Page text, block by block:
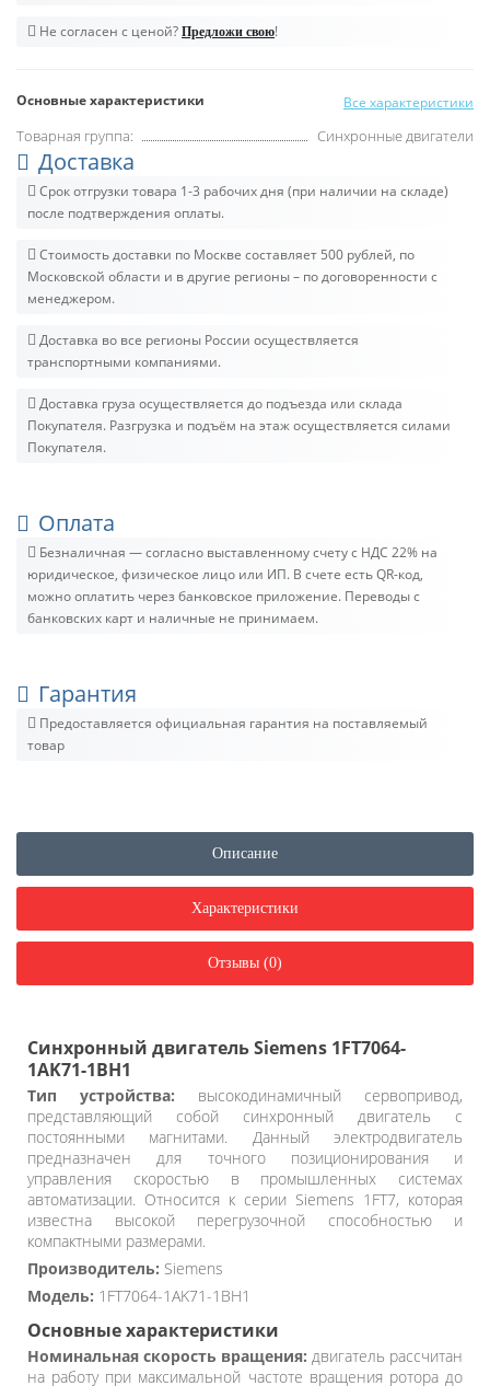
Не согласен с ценой? Предложи свою!
Основные характеристики Все характеристики
Товарная группа: Синхронные двигатели
Доставка
Срок отгрузки товара 1-3 рабочих дня (при наличии на складе)
после подтверждения оплаты.
Стоимость доставки по Москве составляет 500 рублей, по
Московской области и в другие регионы – по договоренности с
менеджером.
Доставка во все регионы России осуществляется
транспортными компаниями.
Доставка груза осуществляется до подъезда или склада
Покупателя. Разгрузка и подъём на этаж осуществляется силами
Покупателя.
Оплата
Безналичная — согласно выставленному счету c НДС 22% на
юридическое, физическое лицо или ИП. В счете есть QR-код,
можно оплатить через банковское приложение. Переводы с
банковских карт и наличные не принимаем.
Гарантия
Предоставляется официальная гарантия на поставляемый
товар
Описание
Характеристики
Отзывы (0)
Синхронный двигатель Siemens 1FT7064-
1AK71-1BH1
Тип устройства: высокодинамичный сервопривод,
представляющий собой синхронный двигатель с
постоянными магнитами. Данный электродвигатель
предназначен для точного позиционирования и
управления скоростью в промышленных системах
автоматизации. Относится к серии Siemens 1FT7, которая
известна высокой перегрузочной способностью и
компактными размерами.
Производитель: Siemens
Модель: 1FT7064-1AK71-1BH1
Основные характеристики
Номинальная скорость вращения: двигатель рассчитан
на работу при максимальной частоте вращения ротора до